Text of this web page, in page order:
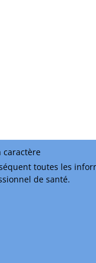
caractère
toutes les
de santé.